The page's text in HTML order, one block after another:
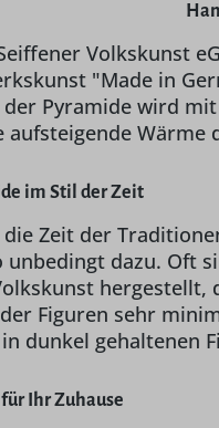
Volkskunst
"Made in
der Pyramide wird
Wärme
im Stil der Zeit
Zeit der
unbedingt dazu. Oft
Figuren sehr
dunkel gehaltenen
Ihr Zuhause